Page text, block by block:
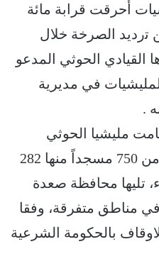
أحرقت قرابة مائة
ﺍﻟﺼﺮﺧﺔ ﺧﻼﻝ
ﺍﻟﺤﻮﺛﻲ ﺍﻟﻤﺪﻋﻮ
ﻓﻲ ﻣﺪﻳﺮﻳﺔ
.
ﻣﻠﻴﺸﻴﺎ ﺍﻟﺤﻮﺛﻲ
ﺑﺘﻔﺠﻴﺮ ﻭﻗﺼﻒ ﻭﻧﻬﺐ ﺃﻛﺜﺮ ﻣﻦ 750 ﻣﺴﺠﺪﺍً ﻣﻨﻬﺎ 282
ﺗﻠﻴﻬﺎ ﻣﺤﺎﻓﻈﺔ ﺻﻌﺪﺓ
ﻓﻲ ﻣﻨﺎﻃﻖ ﻣﺘﻔﺮﻗﺔ، ﻭﻓﻘﺎ
ﺑﺎﻟﺤﻜﻮﻣﺔ ﺍﻟﺸﺮﻋﻴﺔ